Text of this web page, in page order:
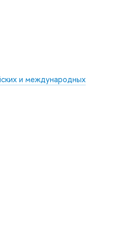
и международных